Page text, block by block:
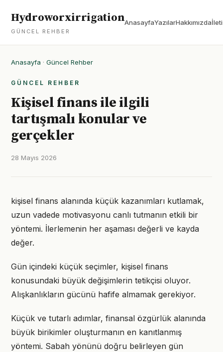
Hydroworxirrigation
GÜNCEL REHBER
AnasayfaYazılarHakkımızda
Anasayfa · Güncel Rehber
GÜNCEL REHBER
Kişisel finans ile ilgili
tartışmalı konular ve
gerçekler
28 Mayıs 2026
kişisel finans alanında küçük kazanımları kutlamak,
uzun vadede motivasyonu canlı tutmanın etkili bir
yöntemi. İlerlemenin her aşaması değerli ve kayda
değer.
Gün içindeki küçük seçimler, kişisel finans
konusundaki büyük değişimlerin tetikçisi oluyor.
Alışkanlıkların gücünü hafife almamak gerekiyor.
Küçük ve tutarlı adımlar, finansal özgürlük alanında
büyük birikimler oluşturmanın en kanıtlanmış
yöntemi. Sabah yönünü doğru belirleyen gün